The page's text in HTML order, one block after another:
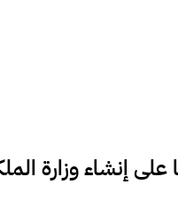
إنشاء وزارة